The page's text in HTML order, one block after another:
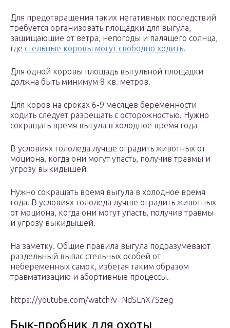
Для предотвращения таких негативных последствий
требуется организовать площадки для выгула,
защищающие от ветра, непогоды и палящего солнца,
где стельные коровы могут свободно ходить.
Для одной коровы площадь выгульной площадки
должна быть минимум 8 кв. метров.
Для коров на сроках 6-9 месяцев беременности
ходить следует разрешать с осторожностью. Нужно
сокращать время выгула в холодное время года
В условиях гололеда лучше оградить животных от
моциона, когда они могут упасть, получив травмы и
угрозу выкидышей
Нужно сокращать время выгула в холодное время
года. В условиях гололеда лучше оградить животных
от моциона, когда они могут упасть, получив травмы
и угрозу выкидышей.
На заметку. Общие правила выгула подразумевают
раздельный выпас стельных особей от
небеременных самок, избегая таким образом
травматизацию и абортивные процессы.
https://youtube.com/watch?v=NdSLnX7Szeg
Бык-пробник для охоты